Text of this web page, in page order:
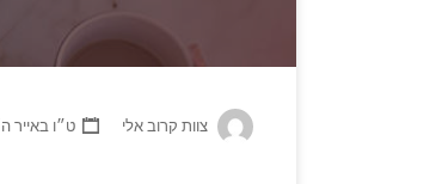
צוות קרוב אלי ט״ו באייר